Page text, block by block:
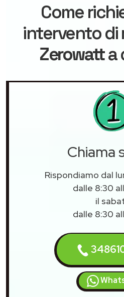
Come
intervento di
Zerowatta
Chiama
Rispondiamo dal
dalle 8:30
il
dalle 8:30